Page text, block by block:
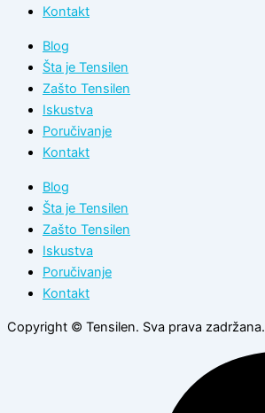
Kontakt
Blog
Šta je Tensilen
Zašto Tensilen
Iskustva
Poručivanje
Kontakt
Blog
Šta je Tensilen
Zašto Tensilen
Iskustva
Poručivanje
Kontakt
Copyright © Tensilen. Sva prava zadržana.